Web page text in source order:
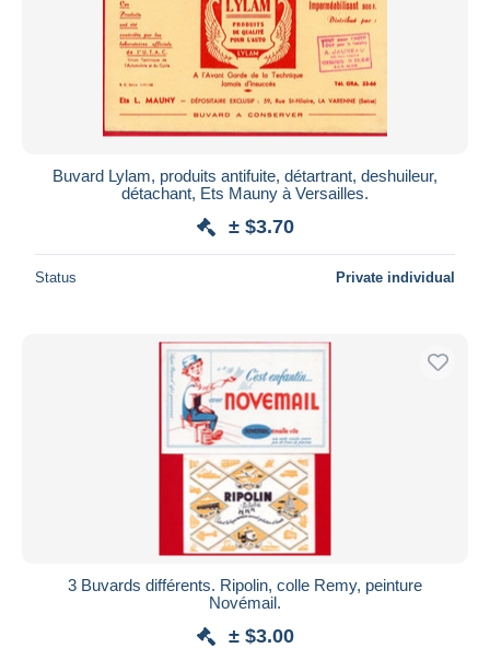
Buvard Lylam, produits antifuite, détartrant, deshuileur,
détachant, Ets Mauny à Versailles.
± $3.70
Status Private individual
3 Buvards différents. Ripolin, colle Remy, peinture
Novémail.
± $3.00